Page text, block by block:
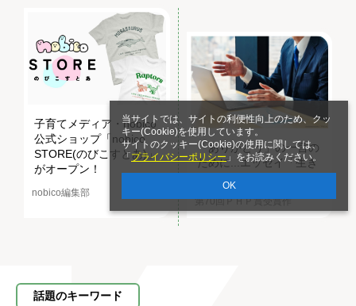
当サイトでは、サイトの利便性向上のため、クッ
キー(Cookie)を使用しています。
サイトのクッキー(Cookie)の使用に関しては、
「 プライバシーポリシー 」をお読みください。
OK
子育てメディア・nobico
公式ショップ「nobico
STORE(のびこすとあ)」
がオープン！
nobico編集部
「ありがとう」の一言の
ために...エッセイ「生き
第70回ＰＨＰ賞受賞作
話題のキーワード